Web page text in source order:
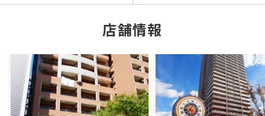
店舗情報